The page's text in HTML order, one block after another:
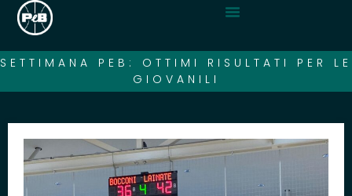
SETTIMANA PEB: OTTIMI RISULTATI PER LE
GIOVANILI